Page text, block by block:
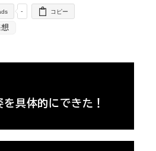
- コピー
具体的にできた！